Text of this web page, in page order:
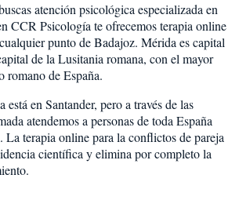
atención psicológica especializada en
CCR Psicología te ofrecemos terapia online
punto deBadajoz. Méridaescapital
de la Lusitania romana, con el mayor
romano de España.
está en Santander, pero a través de las
atendemos a personas de toda España
La terapia online para laconflictos de pareja
científica y elimina por completo la